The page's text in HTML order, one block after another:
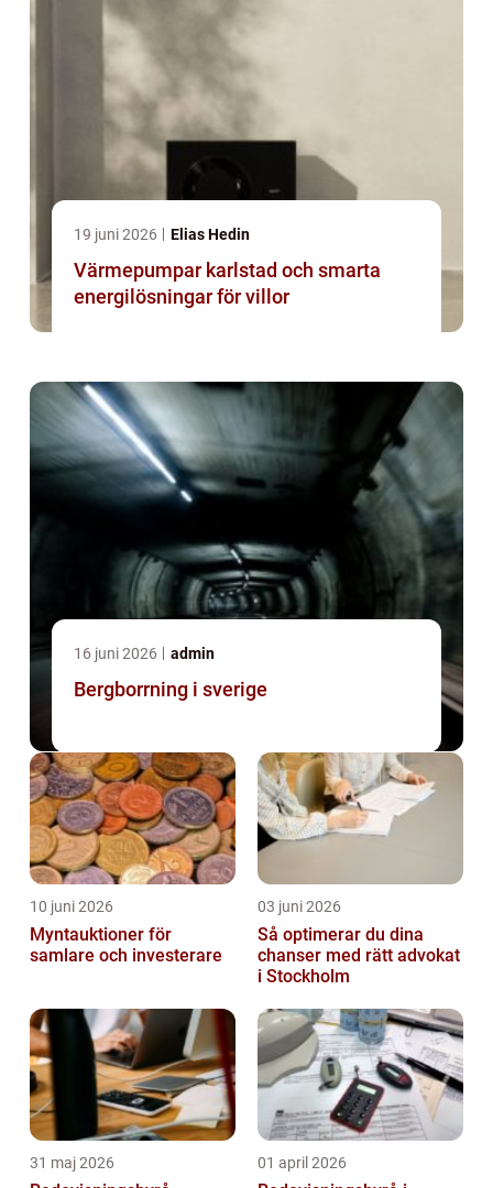
19 juni 2026 Elias Hedin
Värmepumpar karlstad och smarta
energilösningar för villor
16 juni 2026 admin
Bergborrning i sverige
10 juni 2026
Myntauktioner för
samlare och investerare
03 juni 2026
Så optimerar du dina
chanser med rätt advokat
i Stockholm
31 maj 2026 01 april 2026